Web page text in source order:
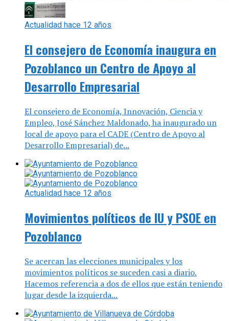
Actualidad hace 12 años
El consejero de Economía inaugura en
Pozoblanco un Centro de Apoyo al
Desarrollo Empresarial
El consejero de Economía, Innovación, Ciencia y
Empleo, José Sánchez Maldonado, ha inaugurado un
local de apoyo para el CADE (Centro de Apoyo al
Desarrollo Empresarial) de...
Actualidad hace 12 años
Movimientos políticos de IU y PSOE en
Pozoblanco
Se acercan las elecciones municipales y los
movimientos políticos se suceden casi a diario.
Hacemos referencia a dos de ellos que están teniendo
lugar desde la izquierda...